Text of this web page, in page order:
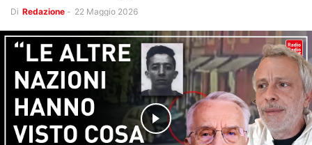
Di Redazione - 22 Maggio 2026